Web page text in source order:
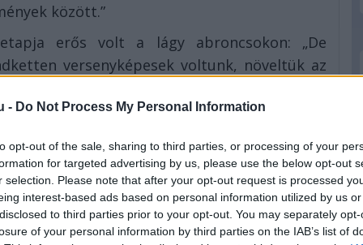
- Do Not Process My Personal Information
opt-out of the sale, sharing to third parties, or processing of your
for targeted advertising by us, please use the below opt-out
selection. Please note that after your opt-out request is processed
interest-based ads based on personal information utilized by us
to third parties prior to your opt-out. You may separately
of your personal information by third parties on the IAB’s list of
között.”
erős volt a lágy abroncsokon: „De
versenyképesek voltunk, növeltük az
képest. Ugyanakkor még mindig a
a különbséget.”
mind Charles Leclerc Ferrarija
többet várt Spában, utóbbinak a tempója
ahogy mondtam, jól állunk a csapatok
tűnik. Úgyhogy arra fókuszálunk,
idén” – jegyezte meg Russell. A dolgát